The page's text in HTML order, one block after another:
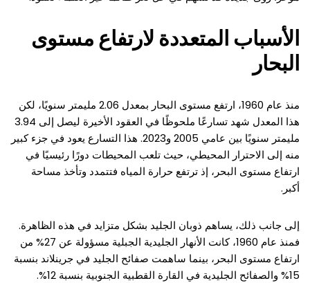
الأسباب المتعددة لارتفاع مستوى
البحار
منذ عام 1960، ارتفع مستوى البحار بمعدل 2.06 مليمتر سنويًا، لكن
هذا المعدل شهد تسارعًا ملحوظًا في العقود الأخيرة ليصل إلى 3.94
مليمتر سنويًا بين عامي 2005 و2023. هذا التسارع يعود في جزء كبير
منه إلى الاحترار المحيطي، حيث تلعب المحيطات دورًا رئيسيًا في
ارتفاع مستوى البحر، إذ ترتفع حرارة المياه فتتمدد وتأخذ مساحة
أكبر.
إلى جانب ذلك، يساهم ذوبان الجليد بشكل متزايد في هذه الظاهرة.
فمنذ عام 1960، كانت الأنهار الجليدية الجبلية مسؤولة عن 27% من
ارتفاع مستوى البحر، بينما ساهمت صفائح الجليد في جرينلاند بنسبة
15% والصفائح الجليدية في القارة القطبية الجنوبية بنسبة 12%.